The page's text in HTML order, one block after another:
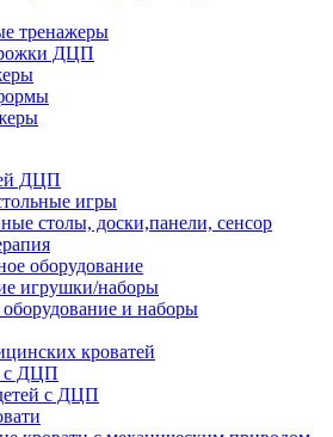
тренажеры
ДЦП
ДЦП
игры
столы, доски,панели, сенсор
оборудование
игрушки/наборы
и наборы
кроватей
с ДЦП
с ДЦП